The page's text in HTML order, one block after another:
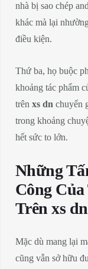
nhà bị sao chép
khác mà lại
điều kiện.
Thứ ba, họ buộc
khoảng tác phẩm
trên xs dn chuyển
trong khoảng
hết sức to lớn.
Những
Công
Trên xs dn
Mặc dù mang lại
cũng vẫn sở hữu